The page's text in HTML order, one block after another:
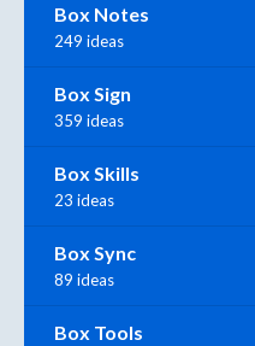
Box Notes
249 ideas
Box Sign
359 ideas
Box Skills
23 ideas
Box Sync
89 ideas
Box Tools